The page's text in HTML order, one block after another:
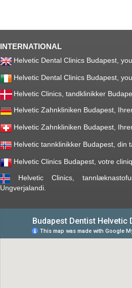
INTERNATIONAL
Helvetic Dental Clinics Budapest,
Helvetic Dental Clinics Budapest,
Helvetic Clinics, tandklinikker
Helvetic Zahnkliniken Budapest,
Helvetic Zahnkliniken Budapest,
Helvetic tannklinikker Budapest, din
Helvetic Clinics Budapest, votre
Helvetic Clinics,
Ungverjalandi.